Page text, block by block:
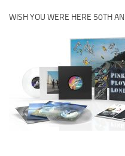
WISH YOU WERE HERE 50TH